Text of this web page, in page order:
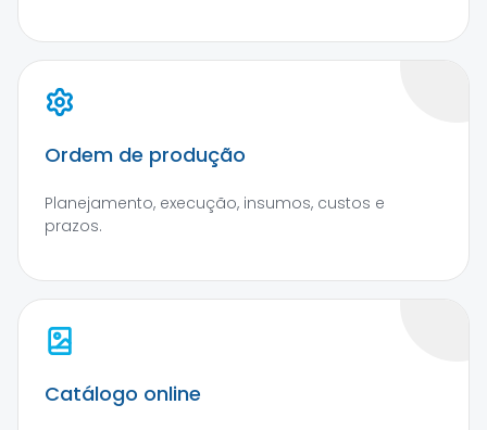
Ordem de produção
Planejamento, execução, insumos, custos e
prazos.
Catálogo online